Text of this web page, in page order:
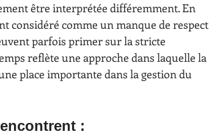
être interprétée différemment. En
considéré comme un manque de respect
parfois primer sur la stricte
reflète une approche dans laquelle la
place importante dans la gestion du
: